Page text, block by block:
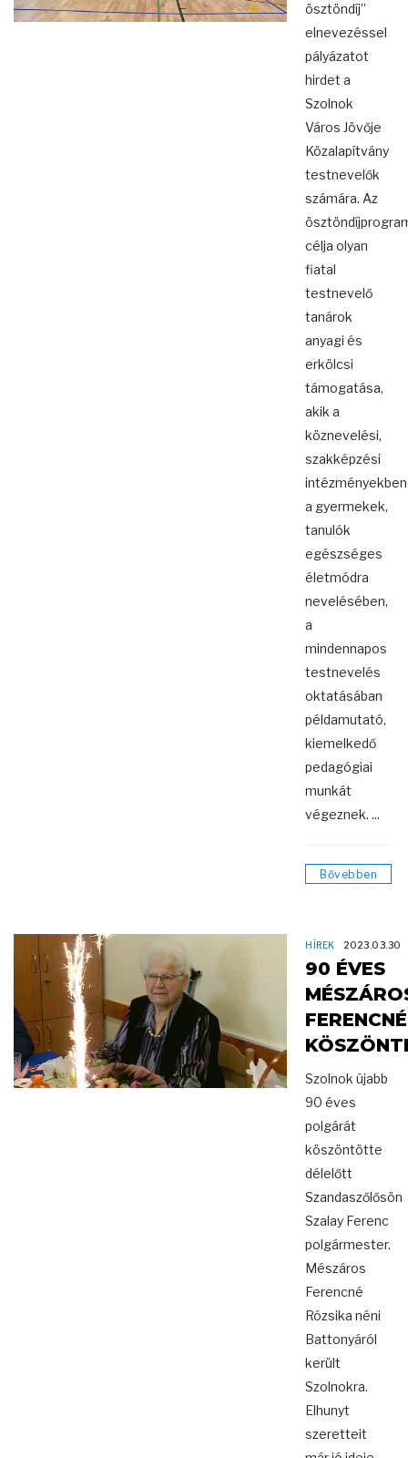
ösztöndíj”
elnevezéssel
pályázatot
hirdet a
Szolnok
Város Jövője
Közalapítvány
testnevelők
számára. Az
célja olyan
fiatal
testnevelő
tanárok
anyagi és
erkölcsi
támogatása,
akik a
köznevelési,
szakképzési
intézményekben
a gyermekek,
tanulók
egészséges
életmódra
nevelésében,
a
mindennapos
testnevelés
oktatásában
példamutató,
kiemelkedő
pedagógiai
munkát
végeznek. ...
Bővebben
HÍREK 2023.03.30
90 ÉVES
FERENCNÉ
Szolnok újabb
90 éves
polgárát
köszöntötte
délelőtt
Szandaszőlősön
Szalay Ferenc
polgármester.
Mészáros
Ferencné
Rózsika néni
Battonyáról
került
Szolnokra.
Elhunyt
szeretteit